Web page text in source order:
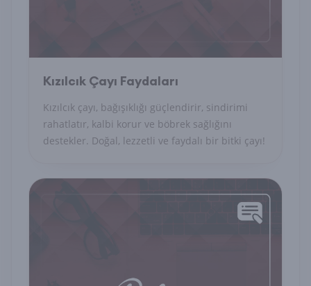
Kızılcık Çayı Faydaları
Kızılcık çayı, bağışıklığı güçlendirir, sindirimi
rahatlatır, kalbi korur ve böbrek sağlığını
destekler. Doğal, lezzetli ve faydalı bir bitki çayı!